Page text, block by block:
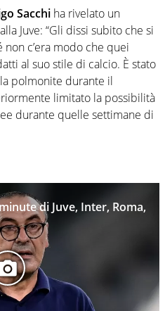
Sacchi ha rivelato un
Juve: “Gli dissi subito che si
c’era modo che quei
al suo stile di calcio. È stato
polmonite durante il
limitato la possibilità
durante quelle settimane di
di Juve, Inter, Roma,